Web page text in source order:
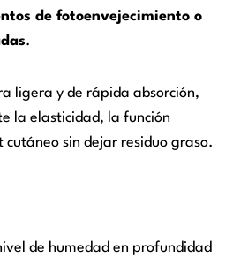
de fotoenvejecimiento o
.
ligera y de rápida absorción,
la elasticidad, la función
cutáneo sin dejar residuo graso.
de humedad en profundidad